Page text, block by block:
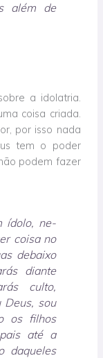
além de
a idolatria.
coisa criada.
por isso nada
tem o poder
podem fazer
ídolo, ne­
coisa no
debaixo
diante
culto,
Deus, sou
os filhos
até a
daqueles